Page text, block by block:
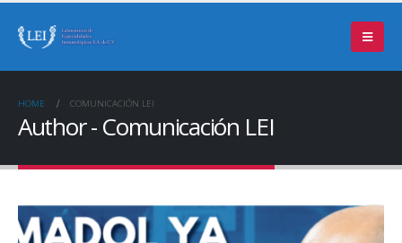
HOME COMUNICACIÓN LEI
Author - Comunicación LEI